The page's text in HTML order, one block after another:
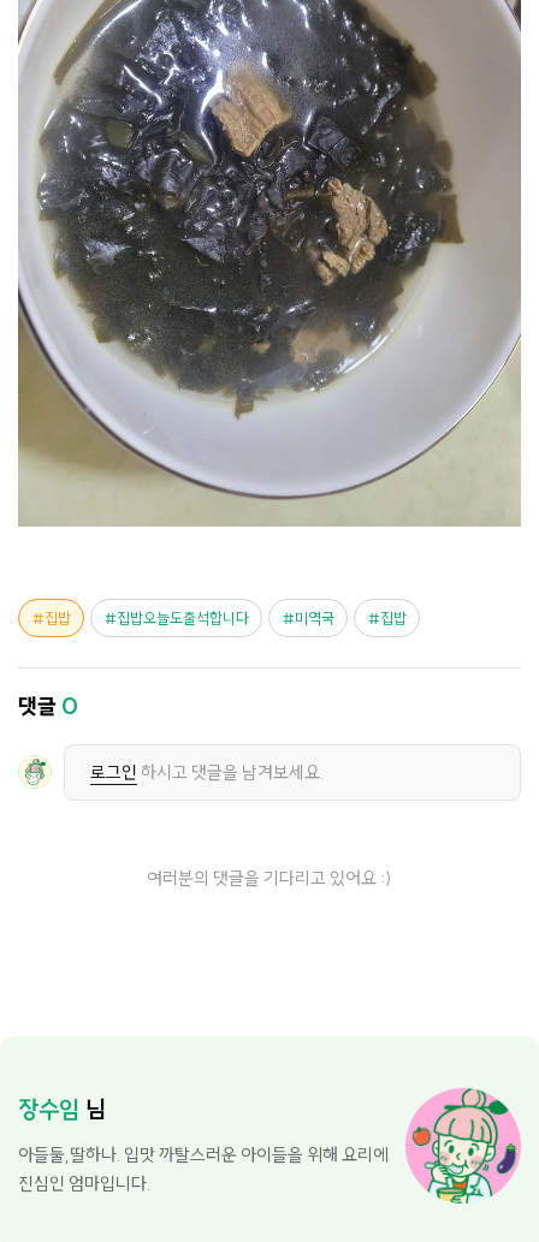
집밥 집밥오늘도출석합니다 미역국 집밥
댓글 0
로그인 하시고 댓글을 남겨보세요.
여러분의 댓글을 기다리고 있어요 :)
장수임 님
아들둘,딸하나. 입맛 까탈스러운 아이들을 위해 요리에
진심인 엄마입니다.